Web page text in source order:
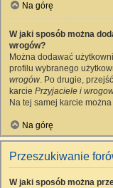
Na górę
W jaki sposób można
wrogów?
Można dodawać
profilu wybranego
wrogów. Po drugie,
karcie Przyjaciele i
Na tej samej karcie
Na górę
Przeszukiwanie
W jaki sposób można